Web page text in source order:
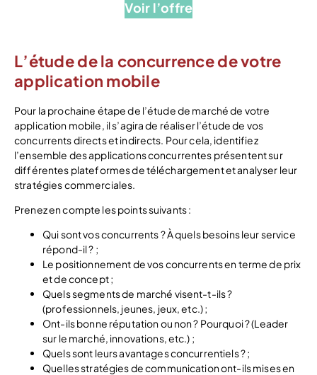
Voir l’offre
L’étude de la concurrence de votre
application mobile
Pour la prochaine étape de l’étude de marché de votre
application mobile, il s’agira de réaliser l’étude de vos
concurrents directs et indirects. Pour cela, identifiez
l’ensemble des applications concurrentes présentent sur
différentes plateformes de téléchargement et analyser leur
stratégies commerciales.
Prenez en compte les points suivants :
Qui sont vos concurrents ? À quels besoins leur service
répond-il ? ;
Le positionnement de vos concurrents en terme de prix
et de concept ;
Quels segments de marché visent-t-ils ?
(professionnels, jeunes, jeux, etc.) ;
Ont-ils bonne réputation ou non ? Pourquoi ? (Leader
sur le marché, innovations, etc.) ;
Quels sont leurs avantages concurrentiels ? ;
Quelles stratégies de communication ont-ils mises en